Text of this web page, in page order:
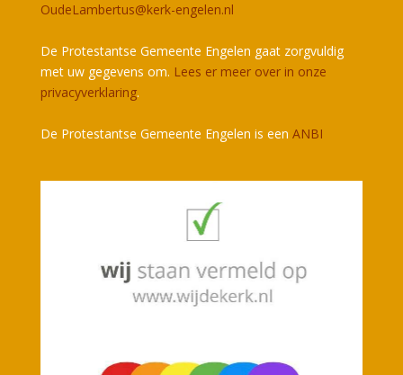
OudeLambertus@kerk-engelen.nl
De Protestantse Gemeente Engelen gaat zorgvuldig
met uw gegevens om. Lees er meer over in onze
privacyverklaring.
De Protestantse Gemeente Engelen is een ANBI